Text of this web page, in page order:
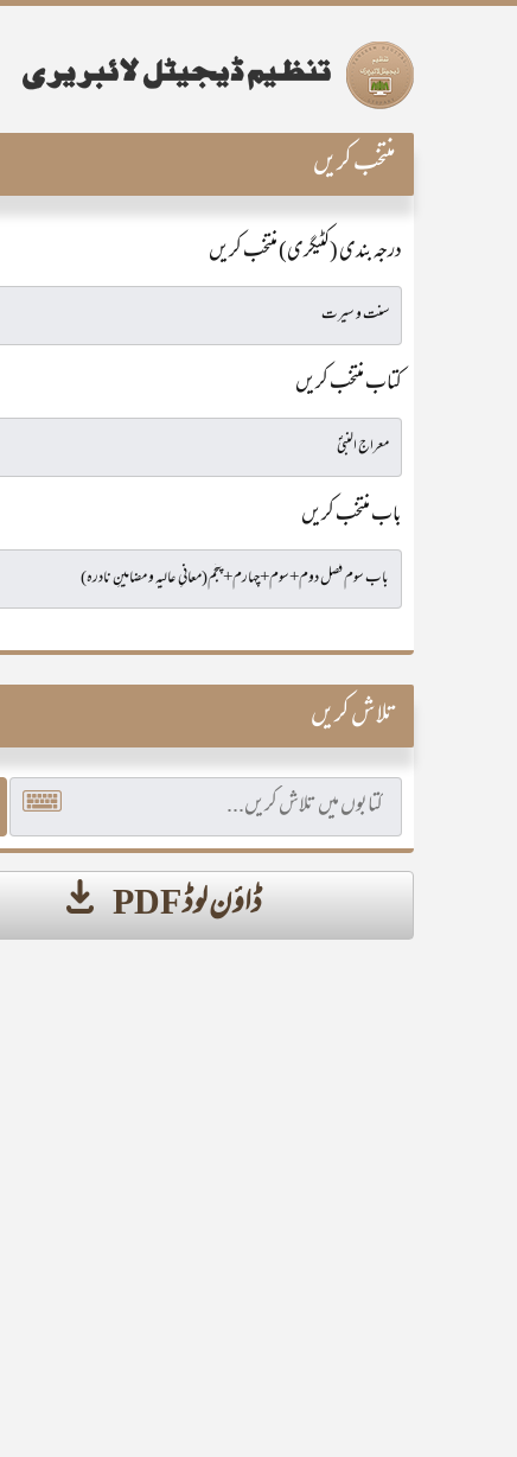
منتخب کریں
درجہ بندی (کٹیگری) منتخب کریں
کتاب منتخب کریں
باب منتخب کریں
تلاش کریں
ڈاؤن لوڈ PDF